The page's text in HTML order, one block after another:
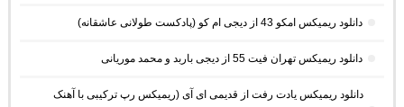
دانلود ریمیکس امکو 43 از دیجی ام کو (پادکست طولانی عاشقانه)
دانلود ریمیکس تهران فیت 55 از دیجی باربد و محمد موریانی
دانلود ریمیکس یادت رفت از قدیمی ای آی (ریمیکس رپ ترکیبی با آهنک